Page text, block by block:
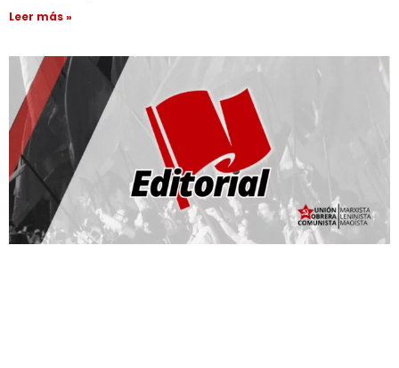
Leer más »